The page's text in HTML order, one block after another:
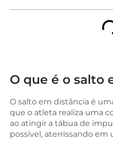
O que é o salto
O salto em distância é
que o atleta realiza uma
ao atingir a tábua de
possível, aterrissando em